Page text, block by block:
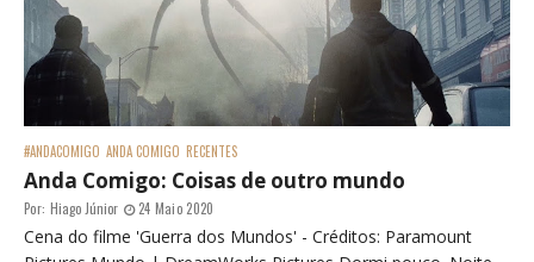
#ANDACOMIGO ANDA COMIGO RECENTES
Anda Comigo: Coisas de outro mundo
Por: Hiago Júnior 24 Maio 2020
Cena do filme 'Guerra dos Mundos' - Créditos: Paramount